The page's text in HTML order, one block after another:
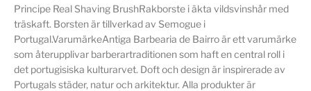
Principe Real Shaving BrushRakborste i äkta vildsvinshår med
träskaft. Borsten är tillverkad av Semogue i
Portugal.VarumärkeAntiga Barbearia de Bairro är ett varumärke
som återupplivar barberartraditionen som haft en central roll i
det portugisiska kulturarvet. Doft och design är inspirerade av
Portugals städer, natur och arkitektur. Alla produkter är